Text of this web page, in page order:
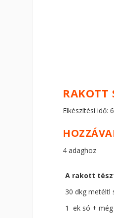
RAKOTT
Elkészítési idő:
4 adaghoz
A rakott
30 dkg metéltl
1 ek só + még